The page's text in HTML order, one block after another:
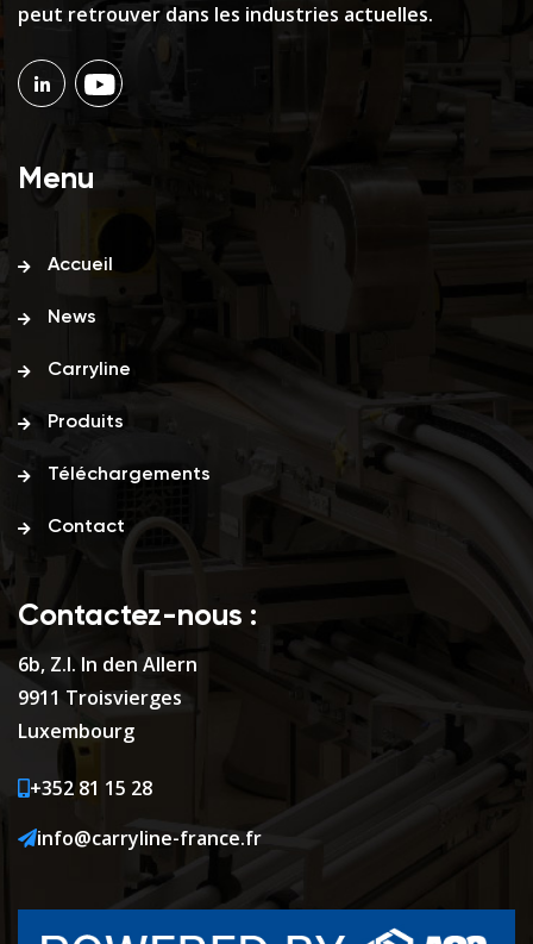
peut retrouver dans les industries actuelles.
Menu
Accueil
News
Carryline
Produits
Téléchargements
Contact
Contactez-nous :
6b, Z.I. In den Allern
9911 Troisvierges
Luxembourg
+352 81 15 28
info@carryline-france.fr